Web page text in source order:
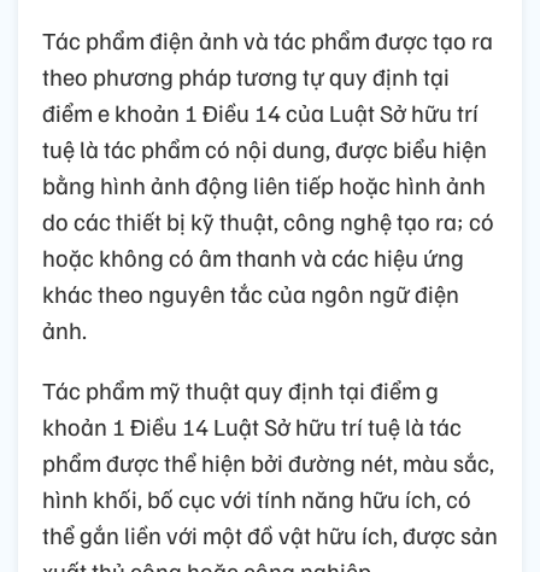
Tác phẩm điện ảnh và tác phẩm được tạo ra
theo phương pháp tương tự quy định tại
điểm e khoản 1 Điều 14 của Luật Sở hữu trí
tuệ là tác phẩm có nội dung, được biểu hiện
bằng hình ảnh động liên tiếp hoặc hình ảnh
do các thiết bị kỹ thuật, công nghệ tạo ra; có
hoặc không có âm thanh và các hiệu ứng
khác theo nguyên tắc của ngôn ngữ điện
ảnh.
Tác phẩm mỹ thuật quy định tại điểm g
khoản 1 Điều 14 Luật Sở hữu trí tuệ là tác
phẩm được thể hiện bởi đường nét, màu sắc,
hình khối, bố cục với tính năng hữu ích, có
thể gắn liền với một đồ vật hữu ích, được sản